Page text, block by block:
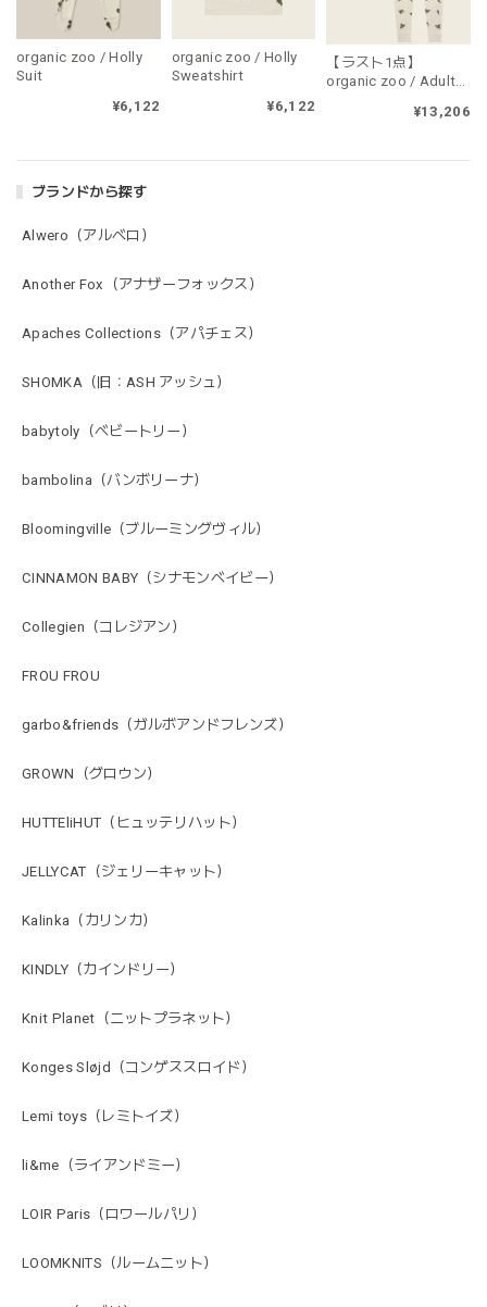
ブランドから探す
Alwero（アルベロ）
Another Fox（アナザーフォックス）
Apaches Collections（アパチェス）
SHOMKA（旧：ASH アッシュ）
babytoly（ベビートリー）
bambolina（バンボリーナ）
Bloomingville（ブルーミングヴィル）
CINNAMON BABY（シナモンベイビー）
Collegien（コレジアン）
FROU FROU
garbo&friends（ガルボアンドフレンズ）
GROWN（グロウン）
HUTTEliHUT（ヒュッテリハット）
JELLYCAT（ジェリーキャット）
Kalinka（カリンカ）
KINDLY（カインドリー）
Knit Planet（ニットプラネット）
Konges Sløjd（コンゲススロイド）
Lemi toys（レミトイズ）
li&me（ライアンドミー）
LOIR Paris（ロワールパリ）
LOOMKNITS（ルームニット）
organic zoo / Holly
Suit
¥6,122
organic zoo / Holly
Sweatshirt
¥6,122
【ラスト1点】
organic zoo / Adult
上下セット販売）¥13,206